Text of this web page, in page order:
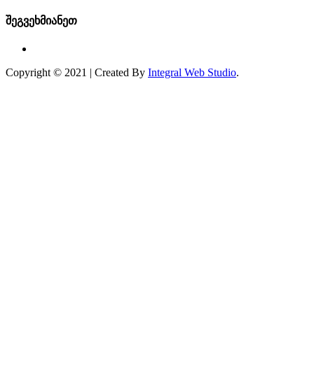
შეგვეხმიანეთ
Copyright © 2021 | Created By Integral Web Studio.